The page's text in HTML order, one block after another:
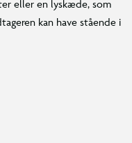
eller en lyskæde, som
kan have stående i